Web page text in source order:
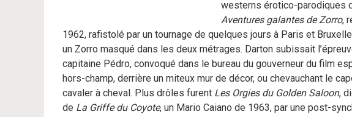
westerns érotico-parodiques
Aventures galantes de Zorro,
1962, rafistolé par un tournage de quelques jours à Paris et
un Zorro masqué dans les deux métrages. Darton subissait
capitaine Pédro, convoqué dans le bureau du gouverneur du film
hors-champ, derrière un miteux mur de décor, ou chevauchant le
cavaler à cheval. Plus drôles furent Les Orgies du Golden Saloon,
de La Griffe du Coyote, un Mario Caiano de 1963, par une post-